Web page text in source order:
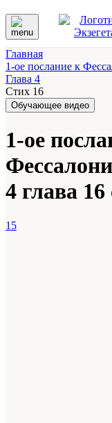
Главная
1-ое послание к
Глава 4
Стих 16
Обучающее видео
1-ое
4 глава 16
15